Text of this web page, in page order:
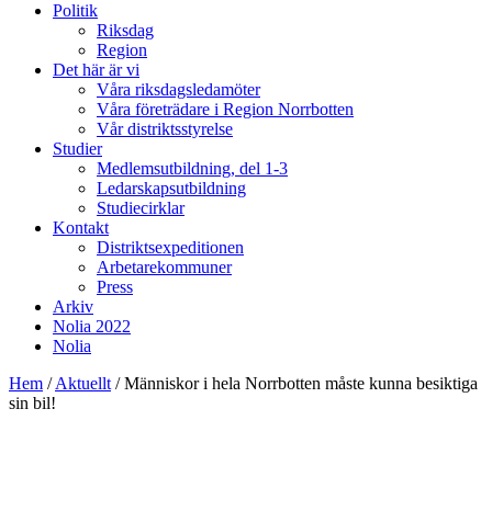
Politik
Riksdag
Region
Det här är vi
Våra riksdagsledamöter
Våra företrädare i Region Norrbotten
Vår distriktsstyrelse
Studier
Medlemsutbildning, del 1-3
Ledarskapsutbildning
Studiecirklar
Kontakt
Distriktsexpeditionen
Arbetarekommuner
Press
Arkiv
Nolia 2022
Nolia
Hem /Aktuellt /Människor i hela Norrbotten måste kunna besiktiga
sin bil!